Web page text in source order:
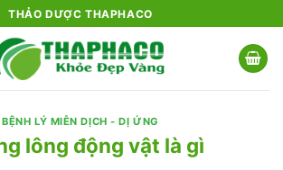
THẢO DƯỢC THAPHACO
BỆNH LÝ MIỄN DỊCH - DỊ ỨNG
lông động vật là gì